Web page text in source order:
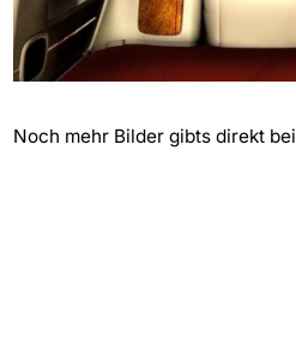
Noch mehr Bilder gibts direkt bei